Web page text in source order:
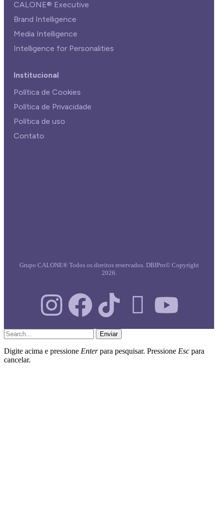
CALONE® Executive
Brand Intelligence
Media Intelligence
Intelligence for Personalities
Institucional
Política de Cookies
Política de Privacidade
Política de uso
Contato
Grupo CALONE® Todos os direitos reservados. DBIPro© Copyright
2026.
Enviar
Digite acima e pressione Enterpara pesquisar. Pressione Esc para
cancelar.